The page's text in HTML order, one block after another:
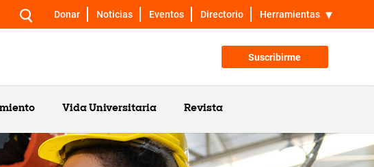
Donar Noticias Eventos Directorio Herramientas
Suscribirme
Vida Universitaria Revista